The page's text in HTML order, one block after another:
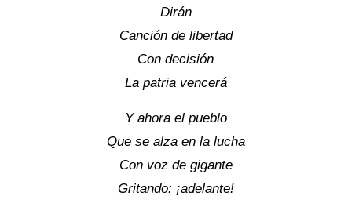
Dirán
Canción de libertad
Con decisión
La patria vencerá
Y ahora el pueblo
Que se alza en la lucha
Con voz de gigante
Gritando: ¡adelante!